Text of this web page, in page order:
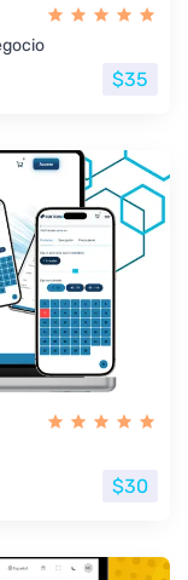
$35
$30